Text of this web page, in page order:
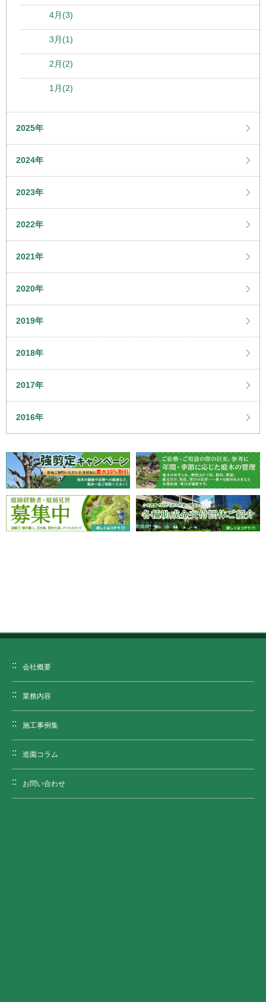
4月(3)
3月(1)
2月(2)
1月(2)
2025年
2024年
2023年
2022年
2021年
2020年
2019年
2018年
2017年
2016年
会社概要
業務内容
施工事例集
造園コラム
お問い合わせ